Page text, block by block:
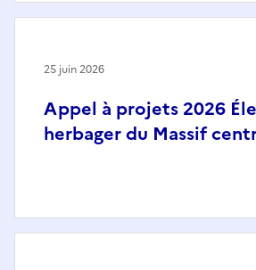
Appel à projets 2026
herbager du Massif
25 juin 2026